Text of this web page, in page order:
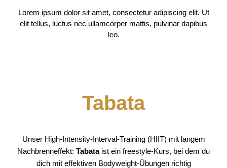
Lorem ipsum dolor sit amet, consectetur adipiscing elit. Ut
elit tellus, luctus nec ullamcorper mattis, pulvinar dapibus
leo.
Tabata
Unser High-Intensity-Interval-Training (HIIT) mit langem
Nachbrenneffekt: Tabataist ein freestyle-Kurs, bei dem du
dich mit effektiven Bodyweight-Übungen richtig